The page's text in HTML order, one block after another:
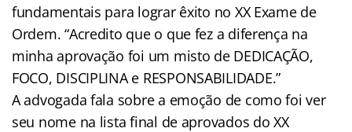
fundamentais para lograr êxito no XX Exame de
Ordem. “Acredito que o que fez a diferença na
minha aprovação foi um misto de DEDICAÇÃO,
FOCO, DISCIPLINA e RESPONSABILIDADE.”
A advogada fala sobre a emoção de como foi ver
seu nome na lista final de aprovados do XX